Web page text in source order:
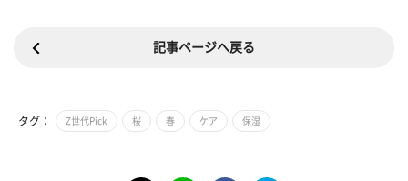
記事ページへ戻る
タグ： Z世代Pick 桜 春 ケア 保湿